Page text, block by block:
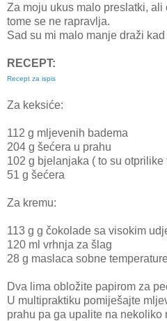
Za moju ukus malo preslatki, ali
tome se ne rapravlja.
Sad su mi malo manje draži
RECEPT:
Recept za ispis
Za keksiće:
112 g mljevenih badema
204 g šećera u prahu
102 g bjelanjaka ( to su
51 g šećera
Za kremu:
113 g g čokolade sa visokim
120 ml vrhnja za šlag
28 g maslaca sobne
Dva lima obložite papirom za
U multipraktiku pomiješajte
prahu pa ga upalite na nekoliko